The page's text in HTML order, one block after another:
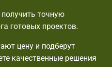
точную
готовых проектов.
цену и подберут
качественные решения